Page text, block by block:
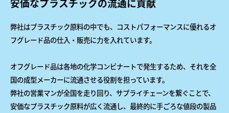
弊社はプラスチック原料の中でも、コストパフォーマンスに優れるオ
フグレード品の仕入・販売に力を入れています。
オフグレード品は各地の化学コンビナートで発生するため、それを全
国の成型メーカーに流通させる役割を担っています。
弊社の営業マンが全国を走り回り、サプライチェーンを繋ぐことで、
安価なプラスチック原料が広く流通し、最終的に手ごろな値段の製品